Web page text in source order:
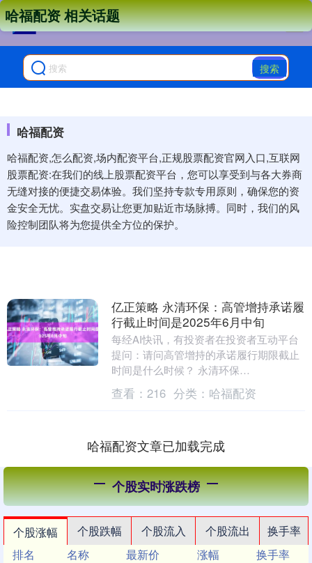
搜索
哈福配资
哈福配资,怎么配资,场内配资平台,正规股票配资官网入口,互联网
股票配资:在我们的线上股票配资平台，您可以享受到与各大券商
无缝对接的便捷交易体验。我们坚持专款专用原则，确保您的资
金安全无忧。实盘交易让您更加贴近市场脉搏。同时，我们的风
险控制团队将为您提供全方位的保护。
哈福配资 相关话题
亿正策略 永清环保：高管增持承诺履
行截止时间是2025年6月中旬
每经AI快讯，有投资者在投资者互动平台
提问：请问高管增持的承诺履行期限截止
时间是什么时候？ 永清环保
（300187.SZ）5月7日在投资者互动平台
表示，增持承诺....
查看： 216 分类： 哈福配资
哈福配资文章已加载完成
个股实时涨跌榜
个股涨幅 个股跌幅 个股流入 个股流出
换手率
排名
名称 最新价 涨幅
换手率